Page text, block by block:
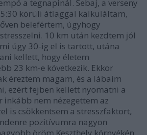
a tegnapinál. Sebaj, a verseny
körüli átlaggal kalkuláltam,
belefértem, úgyhogy
10 km után kezdtem jól
úgy 30-ig el is tartott, utána
kellett, hogy életem
23 km-e következik. Ekkor
éreztem magam, és a lábaim
ezért fejben kellett nyomatni a
nem nézegettem az
is csökkentsem a stresszfaktort,
pozitívumra nagyon
öröm Keszthely környékén